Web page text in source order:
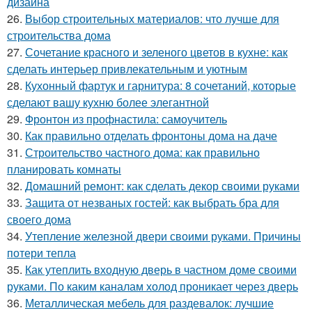
26. Выбор строительных материалов: что лучше для
строительства дома
27. Сочетание красного и зеленого цветов в кухне: как
сделать интерьер привлекательным и уютным
28. Кухонный фартук и гарнитура: 8 сочетаний, которые
сделают вашу кухню более элегантной
29. Фронтон из профнастила: самоучитель
30. Как правильно отделать фронтоны дома на даче
31. Строительство частного дома: как правильно
планировать комнаты
32. Домашний ремонт: как сделать декор своими руками
33. Защита от незваных гостей: как выбрать бра для
своего дома
34. Утепление железной двери своими руками. Причины
потери тепла
35. Как утеплить входную дверь в частном доме своими
руками. По каким каналам холод проникает через дверь
36. Металлическая мебель для раздевалок: лучшие